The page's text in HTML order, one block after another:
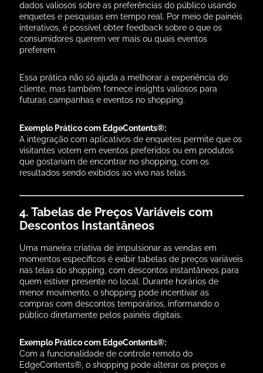
dados valiosos sobre as preferências do público usando
enquetes e pesquisas em tempo real. Por meio de painéis
interativos, é possível obter feedback sobre o que os
consumidores querem ver mais ou quais eventos
preferem.
Essa prática não só ajuda a melhorar a experiência do
cliente, mas também fornece insights valiosos para
futuras campanhas e eventos no shopping.
Exemplo Prático com EdgeContents®:
A integração com aplicativos de enquetes permite que os
visitantes votem em eventos preferidos ou em produtos
que gostariam de encontrar no shopping, com os
resultados sendo exibidos ao vivo nas telas.
4. Tabelas de Preços Variáveis com
Descontos Instantâneos
Uma maneira criativa de impulsionar as vendas em
momentos específicos é exibir tabelas de preços variáveis
nas telas do shopping, com descontos instantâneos para
quem estiver presente no local. Durante horários de
menor movimento, o shopping pode incentivar as
compras com descontos temporários, informando o
público diretamente pelos painéis digitais.
Exemplo Prático com EdgeContents®:
Com a funcionalidade de controle remoto do
EdgeContents®, o shopping pode alterar os preços e